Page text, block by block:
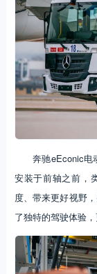
奔驰eEconic电
安装于前轴之前，
度、带来更好视野
了独特的驾驶体验，